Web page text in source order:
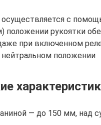
с
положении рукоятки
при включенном
нейтральном положении
— до 150 мм, над